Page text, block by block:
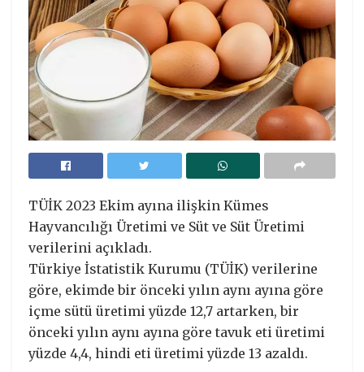
TÜİK 2023 Ekim ayına ilişkin Kümes
Hayvancılığı Üretimi ve Süt ve Süt Üretimi
verilerini açıkladı.
Türkiye İstatistik Kurumu (TÜİK) verilerine
göre, ekimde bir önceki yılın aynı ayına göre
içme sütü üretimi yüzde 12,7 artarken, bir
önceki yılın aynı ayına göre tavuk eti üretimi
yüzde 4,4, hindi eti üretimi yüzde 13 azaldı.